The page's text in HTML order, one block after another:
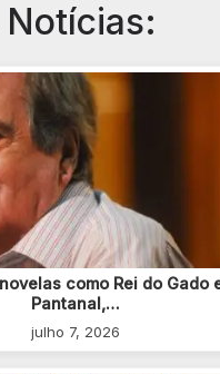
como Rei do Gado
Pantanal,…
julho 7, 2026